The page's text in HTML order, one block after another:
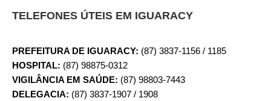
TELEFONES ÚTEIS EM IGUARACY
PREFEITURA DE IGUARACY: (87) 3837-1156 / 1185
HOSPITAL: (87) 98875-0312
VIGILÂNCIA EM SAÚDE: (87) 98803-7443
DELEGACIA: (87) 3837-1907 / 1908